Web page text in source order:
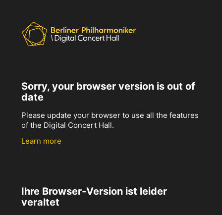
Sorry, your browser version is out of
date
Please update your browser to use all the features
of the Digital Concert Hall.
Learn more
Ihre Browser-Version ist leider
veraltet